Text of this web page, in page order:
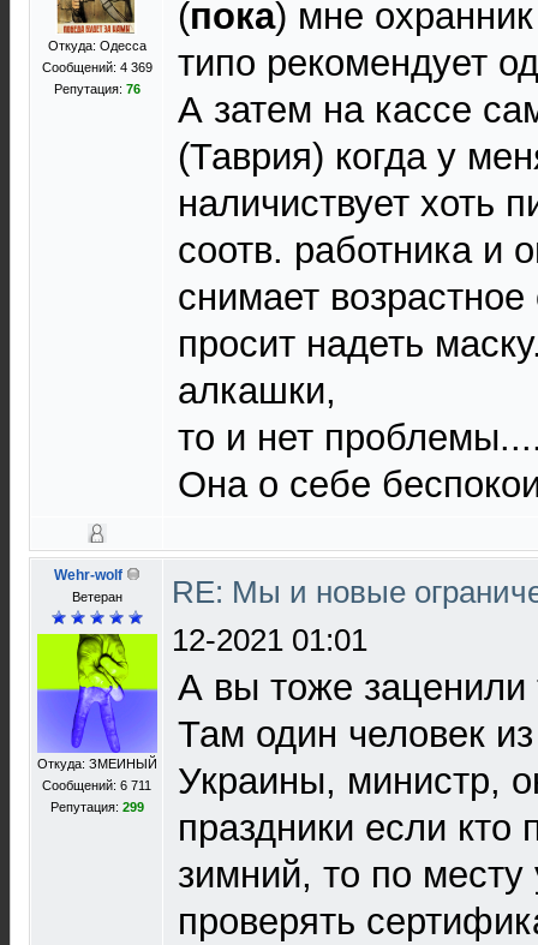
Откуда: Одесса
Сообщений: 4 369
Репутация: 76
(пока) мне
типо рекомендует
А затем на кассе
(Таврия) когда у
наличиствует хоть
соотв. работника и
снимает
просит надеть
алкашки,
то и нет
Она о себе
Wehr-wolf
Ветеран
Откуда: ЗМЕИНЫЙ
Сообщений: 6 711
Репутация: 299
RE: Мы и новые
12-2021 01:01
А вы тоже заценили
Там один человек
Украины, министр,
праздники если кто
зимний, то по месту
проверять